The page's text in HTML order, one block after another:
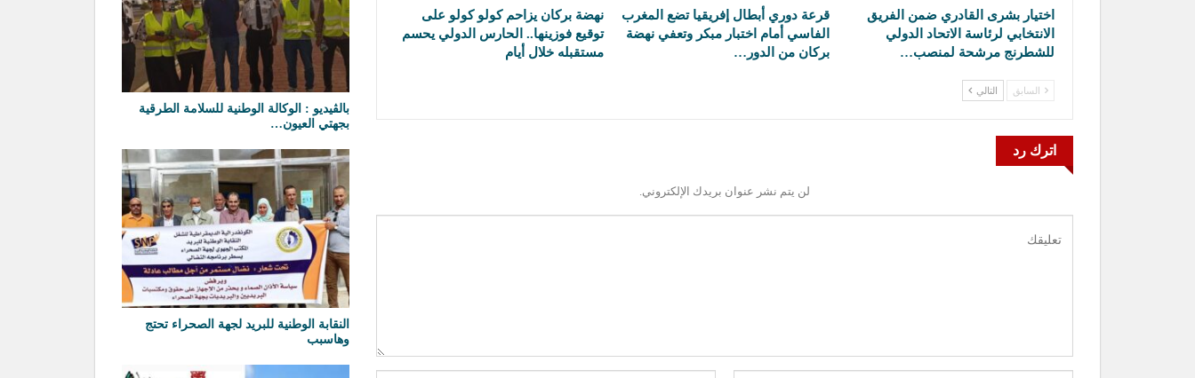
اختيار بشرى القادري ضمن الفريق
الانتخابي لرئاسة الاتحاد الدولي
للشطرنج مرشحة لمنصب…
قرعة دوري أبطال إفريقيا تضع المغرب
الفاسي أمام اختبار مبكر وتعفي نهضة
بركان من الدور…
نهضة بركان يزاحم كولو كولو على
توقيع فوزينها.. الحارس الدولي يحسم
مستقبله خلال أيام
السابق التالي
اترك رد
لن يتم نشر عنوان بريدك الإلكتروني.
بالڤيديو : الوكالة الوطنية للسلامة الطرقية
بجهتي العيون…
النقابة الوطنية للبريد لجهة الصحراء تحتج
وهاسبب